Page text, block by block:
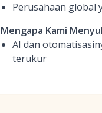
Perusahaan global
Mengapa Kami
AI dan
terukur